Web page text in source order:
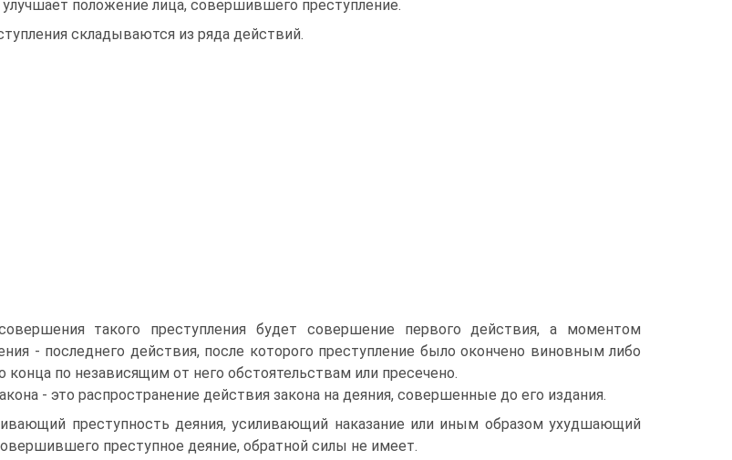
положение лица, совершившего преступление.
складываются из ряда действий.
такого преступления будет совершение первого действия, а моментом
- последнего действия, после которого преступление было окончено виновным либо
по независящим от него обстоятельствам или пресечено.
- это распространение действия закона на дея­ния, совершенные до его издания.
преступность деяния, усиливающий наказа­ние или иным образом ухудшающий
преступ­ное деяние, обратной силы не имеет.